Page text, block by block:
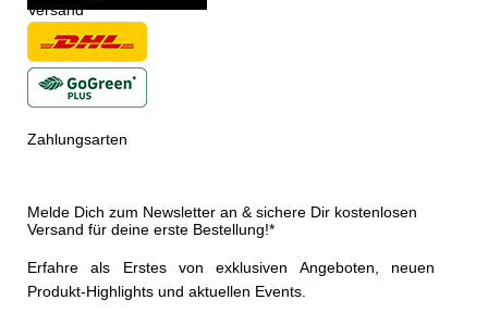
Versand
Zahlungsarten
Melde Dich zum Newsletter an & sichere Dir kostenlosen
Versand für deine erste Bestellung!*
Erfahre als Erstes von exklusiven Angeboten, neuen
Produkt-Highlights und aktuellen Events.